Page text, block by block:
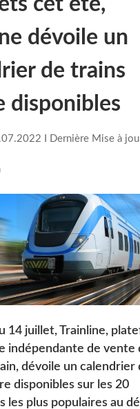
dévoile un
de trains
disponibles
I Dernière Mise à
14 juillet, Trainline,
indépendante de vente
dévoile un calendrier
disponibles sur les 20
les plus populaires au